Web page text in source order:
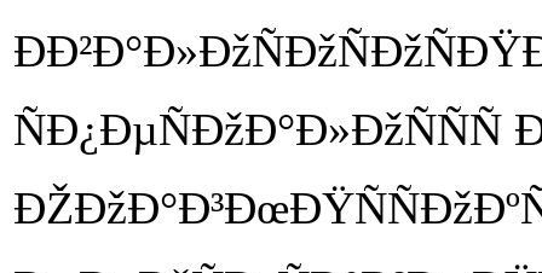
ÑÐ¿ÐµÑÐžÐ°Ð»ÐžÑÑÑ
ÐŽÐžÐ°Ð³ÐœÐŸÑÑÐžÐºÑ,